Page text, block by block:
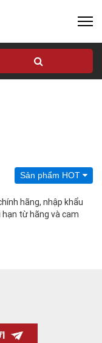
Sản phẩm HOT
hãng, nhập khẩu
từ hãng và cam